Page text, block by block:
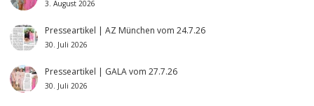
3. August 2026
Presseartikel | AZ München vom 24.7.26
30. Juli 2026
Presseartikel | GALA vom 27.7.26
30. Juli 2026